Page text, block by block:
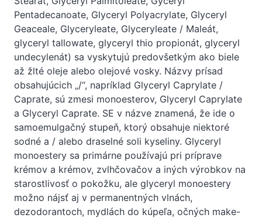
Pentadecanoate, Glyceryl Polyacrylate, Glyceryl
Geaceale, Glyceryleate, Glyceryleate / Maleát,
glyceryl tallowate, glyceryl thio propionát, glyceryl
undecylenát) sa vyskytujú predovšetkým ako biele
až žlté oleje alebo olejové vosky. Názvy prísad
obsahujúcich „/“, napríklad Glyceryl Caprylate /
Caprate, sú zmesi monoesterov, Glyceryl Caprylate
a Glyceryl Caprate. SE v názve znamená, že ide o
samoemulgačný stupeň, ktorý obsahuje niektoré
sodné a / alebo draselné soli kyseliny. Glyceryl
monoestery sa primárne používajú pri príprave
krémov a krémov, zvlhčovačov a iných výrobkov na
starostlivosť o pokožku, ale glyceryl monoestery
možno nájsť aj v permanentných vlnách,
dezodorantoch, mydlách do kúpeľa, očných make-